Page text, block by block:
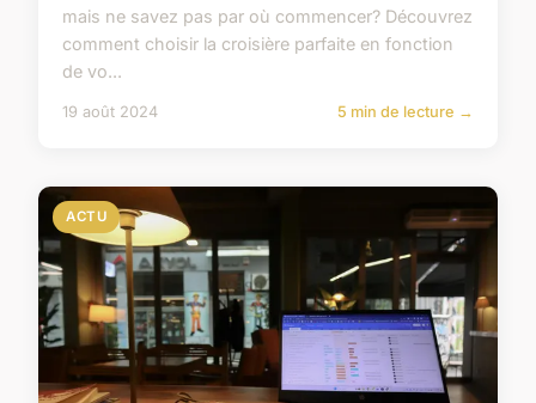
mais ne savez pas par où commencer? Découvrez
comment choisir la croisière parfaite en fonction
de vo...
19 août 2024 5 min de lecture →
ACTU